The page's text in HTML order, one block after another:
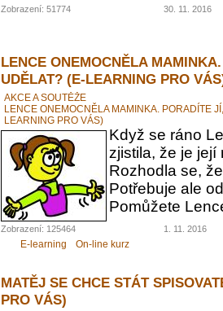
Zobrazení: 51774 30. 11. 2016
LENCE ONEMOCNĚLA
UDĚLAT? (E-LEARNING PRO
AKCE A SOUTĚŽE
LENCE ONEMOCNĚLA MAMINKA. PORADÍTE
LEARNING PRO VÁS)
Když se ráno
zjistila, že je její
Rozhodla se,
Potřebuje ale
Pomůžete
Zobrazení: 125464 1. 11. 2016
E-learning On-line kurz
MATĚJ SE CHCE STÁT
PRO VÁS)